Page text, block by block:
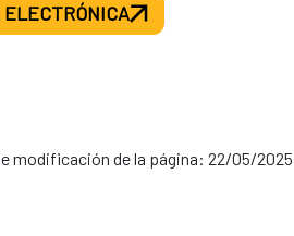
ELECTRÓNICA
modificación de la página: 22/05/2025